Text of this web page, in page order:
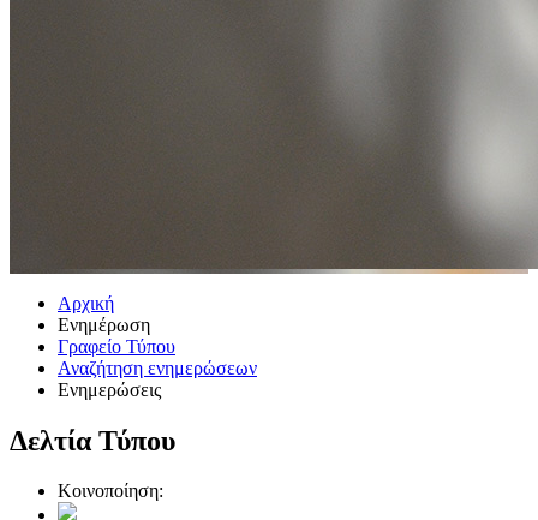
Αρχική
Ενημέρωση
Γραφείο Τύπου
Αναζήτηση ενημερώσεων
Ενημερώσεις
Δελτία Τύπου
Κοινοποίηση: